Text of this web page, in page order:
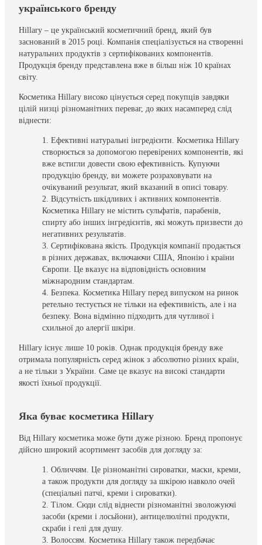
українського бренду
Hillary – це український косметичний бренд, який був
заснований в 2015 році. Компанія спеціалізується на створенні
натуральних продуктів з сертифікованих компонентів.
Продукція бренду представлена вже в більш ніж 10 країнах
світу.
Косметика Hillary високо цінується серед покупців завдяки
цілій низці різноманітних переваг, до яких насамперед слід
віднести:
Ефективні натуральні інгредієнти. Косметика Hillary
створюється за допомогою перевірених компонентів, які
вже встигли довести свою ефективність. Купуючи
продукцію бренду, ви можете розраховувати на
очікуваний результат, який вказаний в описі товару.
Відсутність шкідливих і активних компонентів.
Косметика Hillary не містить сульфатів, парабенів,
спирту або інших інгредієнтів, які можуть призвести до
негативних результатів.
Сертифікована якість. Продукція компанії продається
в різних державах, включаючи США, Японію і країни
Європи. Це вказує на відповідність основним
міжнародним стандартам.
Безпека. Косметика Hillary перед випуском на ринок
ретельно тестується не тільки на ефективність, але і на
безпеку. Вона відмінно підходить для чутливої і
схильної до алергії шкіри.
Hillary існує лише 10 років. Однак продукція бренду вже
отримала популярність серед жінок з абсолютно різних країн,
а не тільки з України. Саме це вказує на високі стандарти
якості їхньої продукції.
Яка буває косметика Hillary
Від Hillary косметика може бути дуже різною. Бренд пропонує
дійсно широкий асортимент засобів для догляду за:
Обличчям. Це різноманітні сироватки, маски, креми,
а також продукти для догляду за шкірою навколо очей
(спеціальні патчі, креми і сироватки).
Тілом. Сюди слід віднести різноманітні зволожуючі
засоби (креми і лосьйони), антицелюлітні продукти,
скраби і гелі для душу.
Волоссям. Косметика Hillary також передбачає